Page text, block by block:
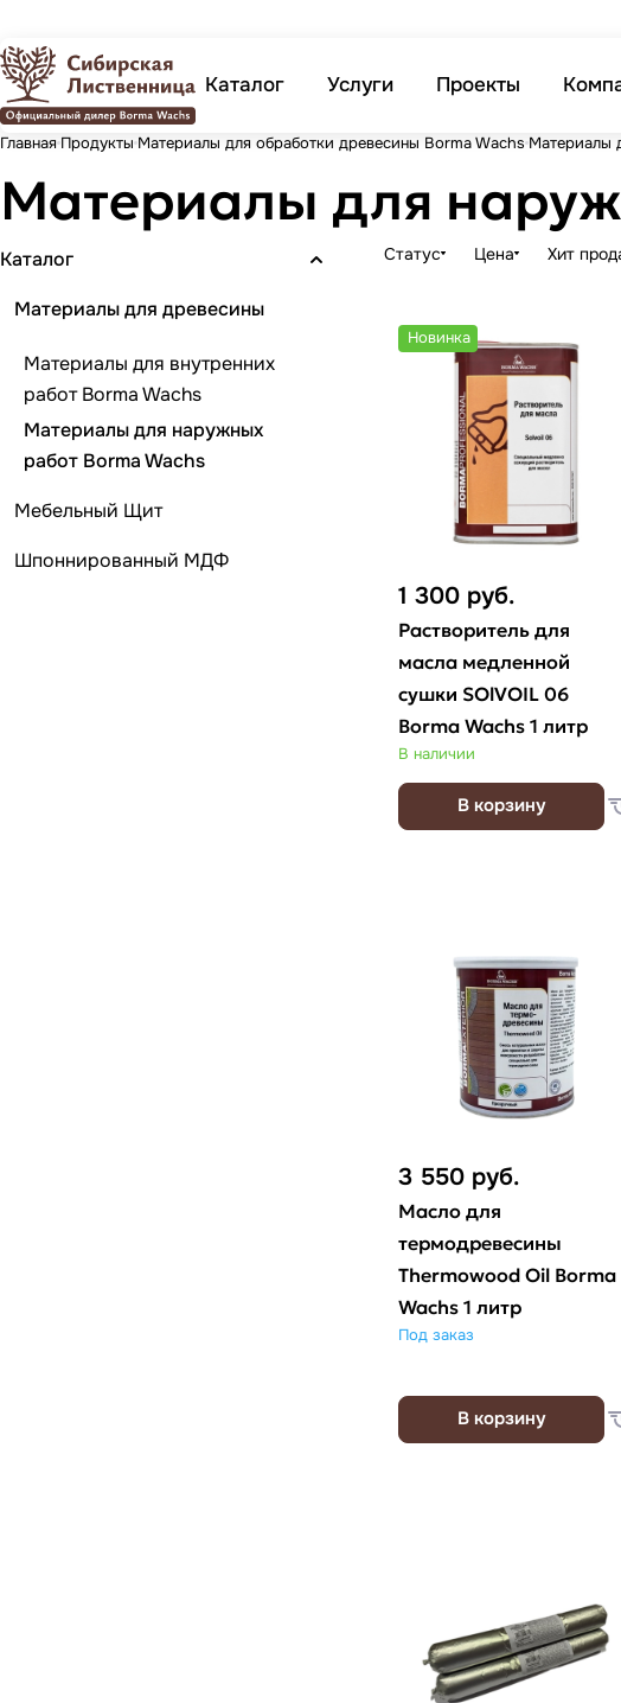
Каталог Услуги Проекты
Главная Продукты Материалы для обработки древесины Borma Wachs Материалы
Материалы для
Статус Цена Хит
Новинка
1 300 руб.
Растворитель для
масла медленной
сушки SOlVOIL 06
Borma Wachs 1 литр
В наличии
В корзину
3 550 руб.
Масло для
термодревесины
Thermowood Oil Borma
Wachs 1 литр
Под заказ
В корзину
Каталог
Материалы для древесины
Материалы для внутренних
работ Borma Wachs
Материалы для наружных
работ Borma Wachs
Мебельный Щит
Шпоннированный МДФ